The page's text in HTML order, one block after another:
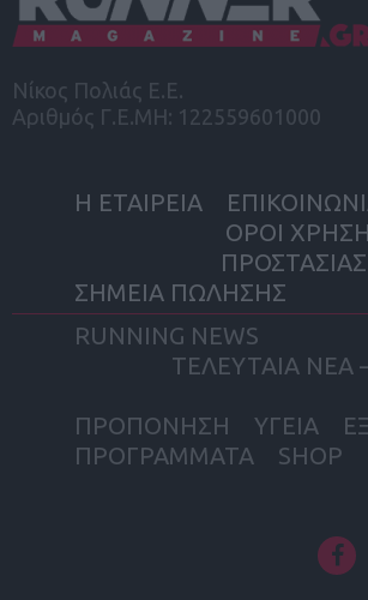
Νίκος Πολιάς Ε.Ε.
Αριθμός Γ.Ε.ΜΗ: 122559601000
Η ΕΤΑΙΡΕΙΑ
ΟΡΟΙ
ΣΗΜΕΙΑ ΠΩΛΗΣΗΣ
RUNNING NEWS
ΤΕΛΕΥΤΑΙΑ ΝΕΑ
ΠΡΟΠΟΝΗΣΗ
ΥΓΕΙΑ
ΠΡΟΓΡΑΜΜΑΤΑ
SHOP